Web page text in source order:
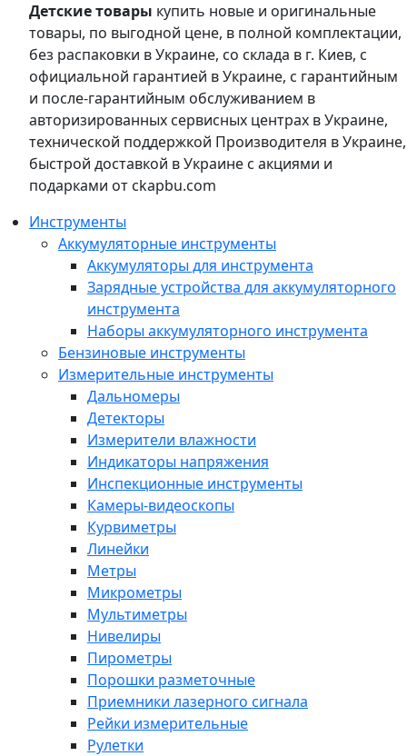
Детские товары купить новые и оригинальные
товары, по выгодной цене, в полной комплектации,
без распаковки в Украине, со склада в г. Киев, с
официальной гарантией в Украине, с гарантийным
и после-гарантийным обслуживанием в
авторизированных сервисных центрах в Украине,
технической поддержкой Производителя в Украине,
быстрой доставкой в Украине с акциями и
подарками от ckapbu.com
Инструменты
Аккумуляторные инструменты
Аккумуляторы для инструмента
Зарядные устройства для аккумуляторного
инструмента
Наборы аккумуляторного инструмента
Бензиновые инструменты
Измерительные инструменты
Дальномеры
Детекторы
Измерители влажности
Индикаторы напряжения
Инспекционные инструменты
Камеры-видеоскопы
Курвиметры
Линейки
Метры
Микрометры
Мультиметры
Нивелиры
Пирометры
Порошки разметочные
Приемники лазерного сигнала
Рейки измерительные
Рулетки